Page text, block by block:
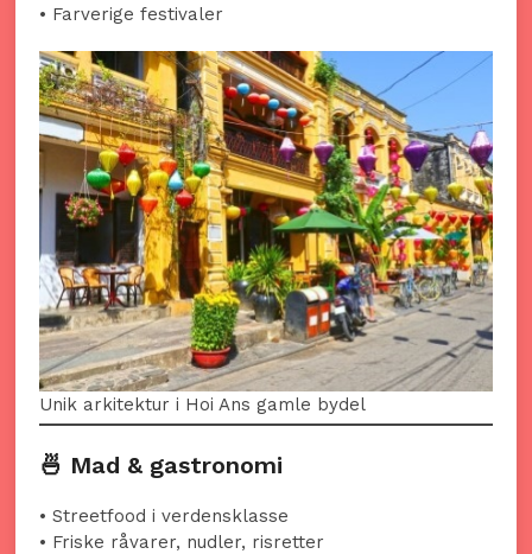
• Farverige festivaler
Unik arkitektur i Hoi Ans gamle bydel
🍜 Mad & gastronomi
• Streetfood i verdensklasse
• Friske råvarer, nudler, risretter